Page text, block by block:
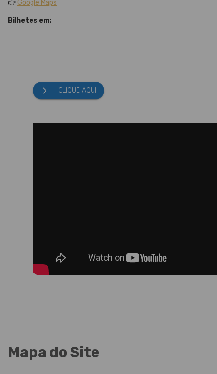
👉 Google Maps
Bilhetes em:
arrow_forward_ios CLIQUE AQUI
Mapa do Site